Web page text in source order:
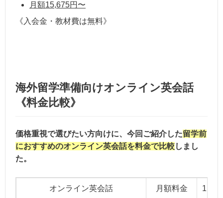
月額15,675円〜
《入会金・教材費は無料》
海外留学準備向けオンライン英会話
《料金比較》
価格重視で選びたい方向けに、今回ご紹介した留学前
におすすめのオンライン英会話を料金で比較しまし
た。
オンライン英会話 月額料金 1ヶ